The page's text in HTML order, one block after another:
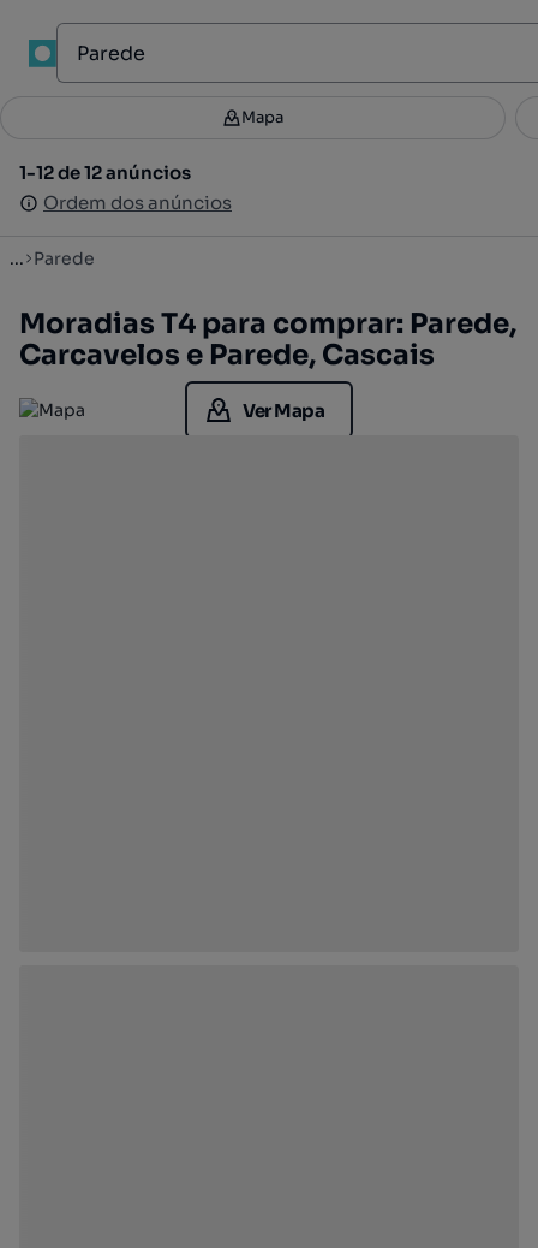
Filtros 3
1-12 de 12 anúncios
Ordem dos anúncios
Mapa
1-12 de 12 anúncios
Ordem dos anúncios
... Parede
Moradias T4 para comprar: Parede,
Carcavelos e Parede, Cascais
Ver Mapa